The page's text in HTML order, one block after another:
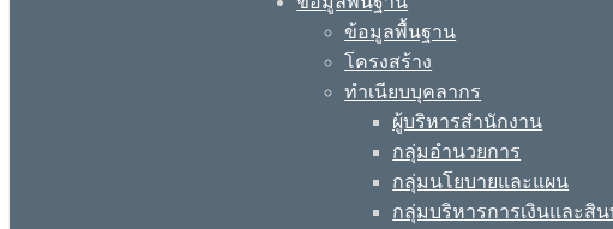
ข้อมูลพื้นฐาน
โครงสร้าง
ทำเนียบบุคลากร
ผู้บริหารสำนักงาน
กลุ่มอำนวยการ
กลุ่มนโยบายและแผน
กลุ่มบริหารการเงินและสิ